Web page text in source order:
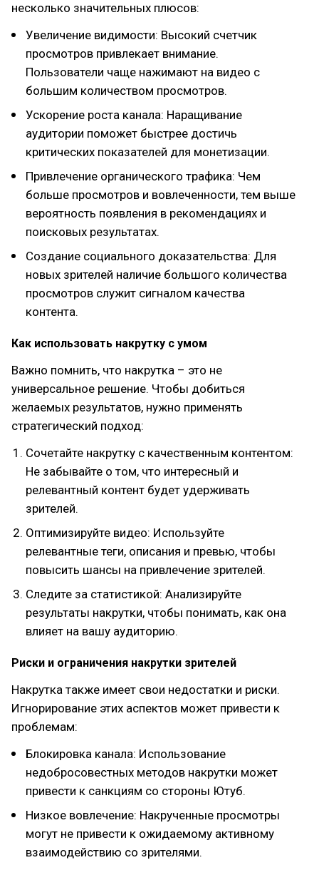
несколько значительных плюсов:
Увеличение видимости: Высокий счетчик
просмотров привлекает внимание.
Пользователи чаще нажимают на видео с
большим количеством просмотров.
Ускорение роста канала: Наращивание
аудитории поможет быстрее достичь
критических показателей для монетизации.
Привлечение органического трафика: Чем
больше просмотров и вовлеченности, тем выше
вероятность появления в рекомендациях и
поисковых результатах.
Создание социального доказательства: Для
новых зрителей наличие большого количества
просмотров служит сигналом качества
контента.
Как использовать накрутку с умом
Важно помнить, что накрутка – это не
универсальное решение. Чтобы добиться
желаемых результатов, нужно применять
стратегический подход:
Сочетайте накрутку с качественным контентом:
Не забывайте о том, что интересный и
релевантный контент будет удерживать
зрителей.
Оптимизируйте видео: Используйте
релевантные теги, описания и превью, чтобы
повысить шансы на привлечение зрителей.
Следите за статистикой: Анализируйте
результаты накрутки, чтобы понимать, как она
влияет на вашу аудиторию.
Риски и ограничения накрутки зрителей
Накрутка также имеет свои недостатки и риски.
Игнорирование этих аспектов может привести к
проблемам:
Блокировка канала: Использование
недобросовестных методов накрутки может
привести к санкциям со стороны Ютуб.
Низкое вовлечение: Накрученные просмотры
могут не привести к ожидаемому активному
взаимодействию со зрителями.